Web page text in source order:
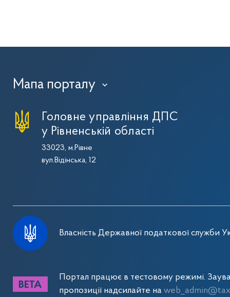
Мапа порталу ›
Головне управління ДПС
у Рівненській області
33023, м.Рівне
вул.Відінська, 12
Власність Державної податкової служби
Портал працює в тестовому режимі.
пропозиції надсилайте на